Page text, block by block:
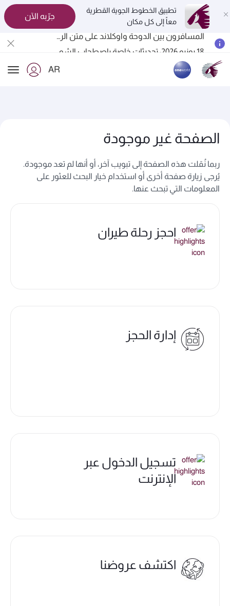
تطبيق الخطوط الجوية القطرية
معاً إلى كل مكان
جرّبه الآن
المسافرون بين الدوحة وأوكلاند على متن الرحلات الجوية رقم QR914 ورقم QR915
الخطوط الجوية القطرية تعزز شبكة وجهاتها العالمية لتشمل ما يزيد عن 160 وجهة
AR
الصفحة غير موجودة
ربما نُقلت هذه الصفحة إلى تبويب آخر، أو أنها لم تعد موجودة.
يُرجى زيارة صفحة أخرى أو استخدام خيار البحث للعثور على
المعلومات التي تبحث عنها.
احجز رحلة طيران
إدارة الحجز
تسجيل الدخول عبر
الإنترنت
اكتشف عروضنا